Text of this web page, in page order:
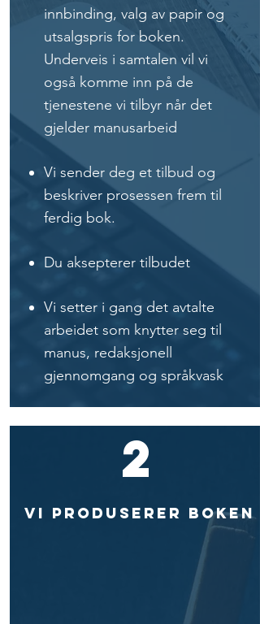
innbinding, valg av papir og
utsalgspris for boken.
Underveis i samtalen vil vi
også komme inn på de
tjenestene vi tilbyr når det
gjelder manusarbeid
Vi sender deg et tilbud og
beskriver prosessen frem til
ferdig bok.
Du aksepterer tilbudet
Vi setter i gang det avtalte
arbeidet som knytter seg til
manus, redaksjonell
gjennomgang og språkvask
2
Vi produserer boken